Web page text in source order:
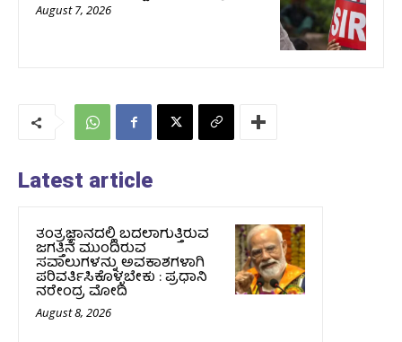
August 7, 2026
Latest article
ತಂತ್ರಜ್ಞಾನದಲ್ಲಿ ಬದಲಾಗುತ್ತಿರುವ
ಜಗತ್ತಿನ ಮುಂದಿರುವ
ಸವಾಲುಗಳನ್ನು ಅವಕಾಶಗಳಾಗಿ
ಪರಿವರ್ತಿಸಿಕೊಳ್ಳಬೇಕು : ಪ್ರಧಾನಿ
ನರೇಂದ್ರ ಮೋದಿ
August 8, 2026